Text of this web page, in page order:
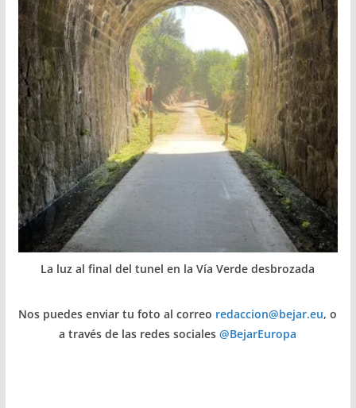
La luz al final del tunel en la Vía Verde desbrozada
Nos puedes enviar tu foto al correo redaccion@bejar.eu, o
a través de las redes sociales@BejarEuropa